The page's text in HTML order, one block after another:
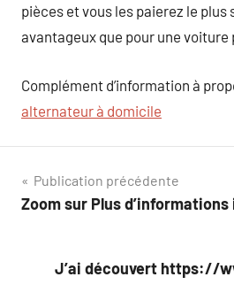
pièces et vous les paierez le plus
avantageux que pour une voiture
Complément d’information à
alternateur à domicile
Navigation
de
Publication précédente
Zoom sur Plus d’informations
J’ai découvert https://